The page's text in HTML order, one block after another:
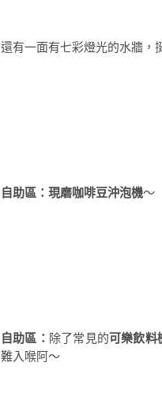
還有一面有七彩燈光的水牆，
自助區：現磨咖啡豆沖泡機～
自助區： 除了常見的可樂飲料
難入喉阿～